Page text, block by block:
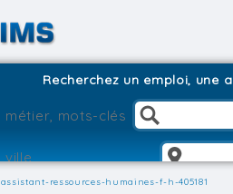
Recherchez un emploi, une
assistant-ressources-humaines-f-h-405181